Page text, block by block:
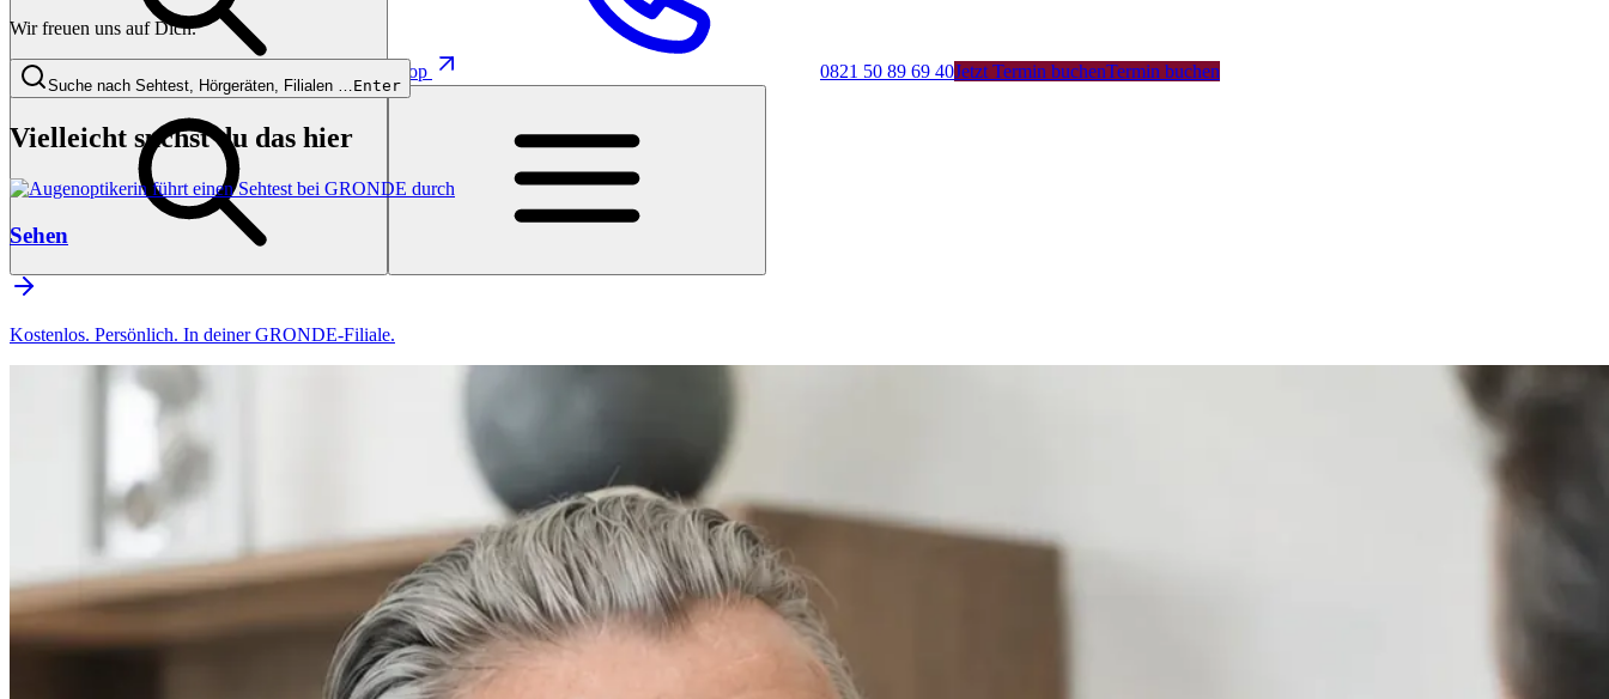
Shop 0821 50 89 69 40Jetzt Termin buchenTermin buchen
Wir freuen uns auf Dich.
Suche nach Sehtest, Hörgeräten, Filialen …Enter
Vielleicht suchst du das hier
Sehen
Kostenlos. Persönlich. In deiner GRONDE-Filiale.